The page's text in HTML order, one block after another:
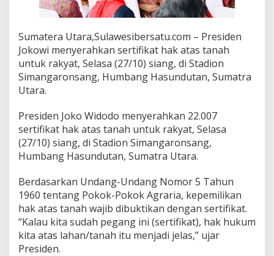
i
H
u
m
b
a
n
s
u
n
u
a
n
Sumatera Utara,Sulawesibersatu.com – Presiden
Jokowi menyerahkan sertifikat hak atas tanah
untuk rakyat, Selasa (27/10) siang, di Stadion
Simangaronsang, Humbang Hasundutan, Sumatra
Utara.
Presiden Joko Widodo menyerahkan 22.007
sertifikat hak atas tanah untuk rakyat, Selasa
(27/10) siang, di Stadion Simangaronsang,
Humbang Hasundutan, Sumatra Utara.
Berdasarkan Undang-Undang Nomor 5 Tahun
1960 tentang Pokok-Pokok Agraria, kepemilikan
hak atas tanah wajib dibuktikan dengan sertifikat.
“Kalau kita sudah pegang ini (sertifikat), hak hukum
kita atas lahan/tanah itu menjadi jelas,” ujar
Presiden.